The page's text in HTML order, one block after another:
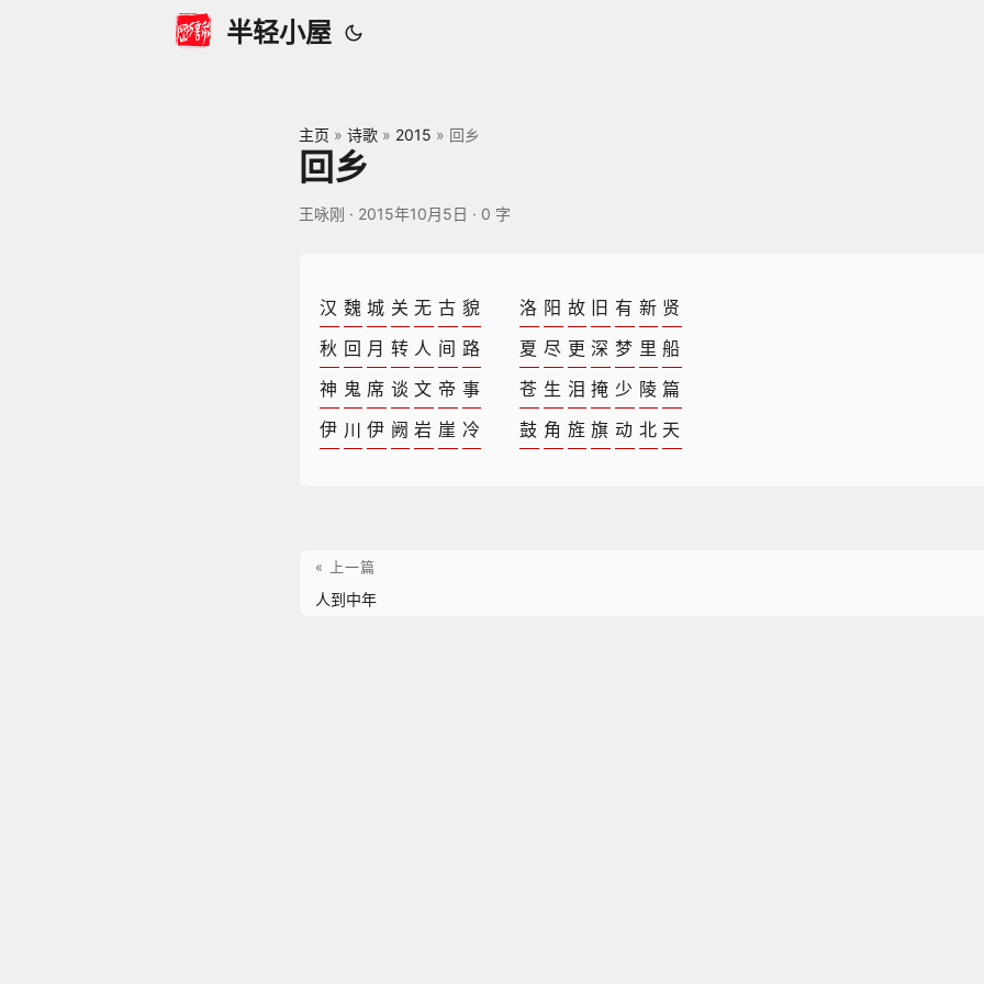
半轻小屋
主页 » 诗歌 » 2015 » 回乡
回乡
王咏刚 · 2015年10月5日 · 0 字
汉 魏 城 关 无 古 貌 洛 阳 故 旧 有 新 贤
秋 回 月 转 人 间 路 夏 尽 更 深 梦 里 船
神 鬼 席 谈 文 帝 事 苍 生 泪 掩 少 陵 篇
伊 川 伊 阙 岩 崖 冷 鼓 角 旌 旗 动 北 天
« 上一篇
人到中年